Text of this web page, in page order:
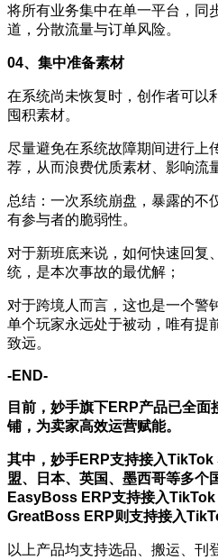
将所有业务集中在单一平台，同
道，分散流量与订单风险。
04、集中准备素材
在系统尚未恢复时，创作者可以
囤积素材。
尽量避免在系统故障期间进行上
荐，从而浪费优质素材、影响流
总结：一次系统崩盘，暴露的不
有参与者的脆弱性。
对于新班底来说，如何快速回复
统，是本次事故的最优解；
对于跨境人而言，这也是一个警
单个玩家永远处于被动，唯有提
致远。
-END-
目前，妙手旗下ERP产品已全面
铺，为卖家高效运营赋能。
其中，妙手ERP支持接入
盟、日本、英国、墨西哥等多个
EasyBoss ERP支持接入TikTok
GreatBoss ERP则支持接入
以上产品均支持选品、搬运、刊